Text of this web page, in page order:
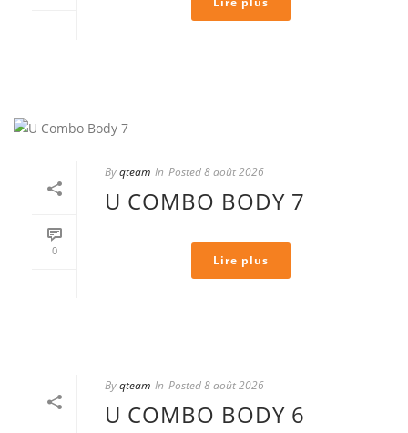
0
Byqteam In Posted8 août 2026
U COMBO BODY 7
Lire plus
Byqteam In Posted8 août 2026
U COMBO BODY 6